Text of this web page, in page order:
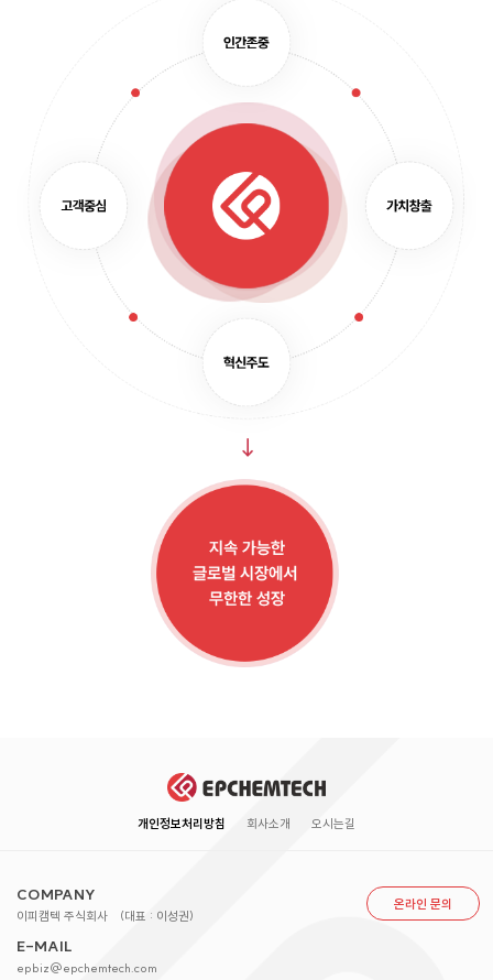
개인정보처리방침 회사소개 오시는길
COMPANY
이피캠텍 주식회사 (대표 : 이성권)
E-MAIL
epbiz@epchemtech.com
온라인 문의